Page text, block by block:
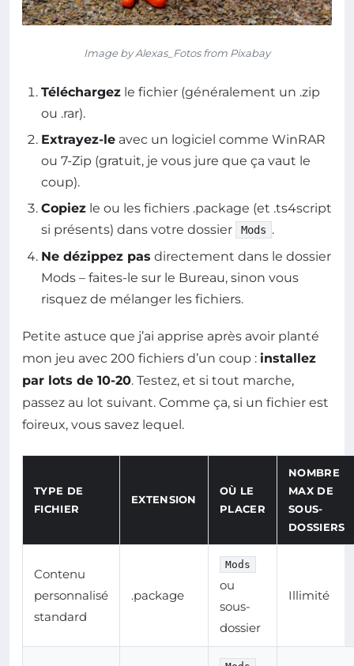
Image by Alexas_Fotos from Pixabay
Téléchargez le fichier (généralement un .zip
ou .rar).
Extrayez-le avec un logiciel comme WinRAR
ou 7-Zip (gratuit, je vous jure que ça vaut le
coup).
Copiez le ou les fichiers .package (et .ts4script
si présents) dans votre dossier
Mods .
Ne dézippez pas directement dans le dossier
Mods – faites-le sur le Bureau, sinon vous
risquez de mélanger les fichiers.
Petite astuce que j’ai apprise après avoir planté
mon jeu avec 200 fichiers d’un coup : installez
par lots de 10-20. Testez, et si tout marche,
passez au lot suivant. Comme ça, si un fichier est
foireux, vous savez lequel.
TYPE DE
FICHIER
EXTENSION
OÙ LE
PLACER
NOMBRE
MAX DE
SOUS-
DOSSIERS
Contenu
personnalisé
standard
.package
Mods
ou
sous-
dossier
Illimité